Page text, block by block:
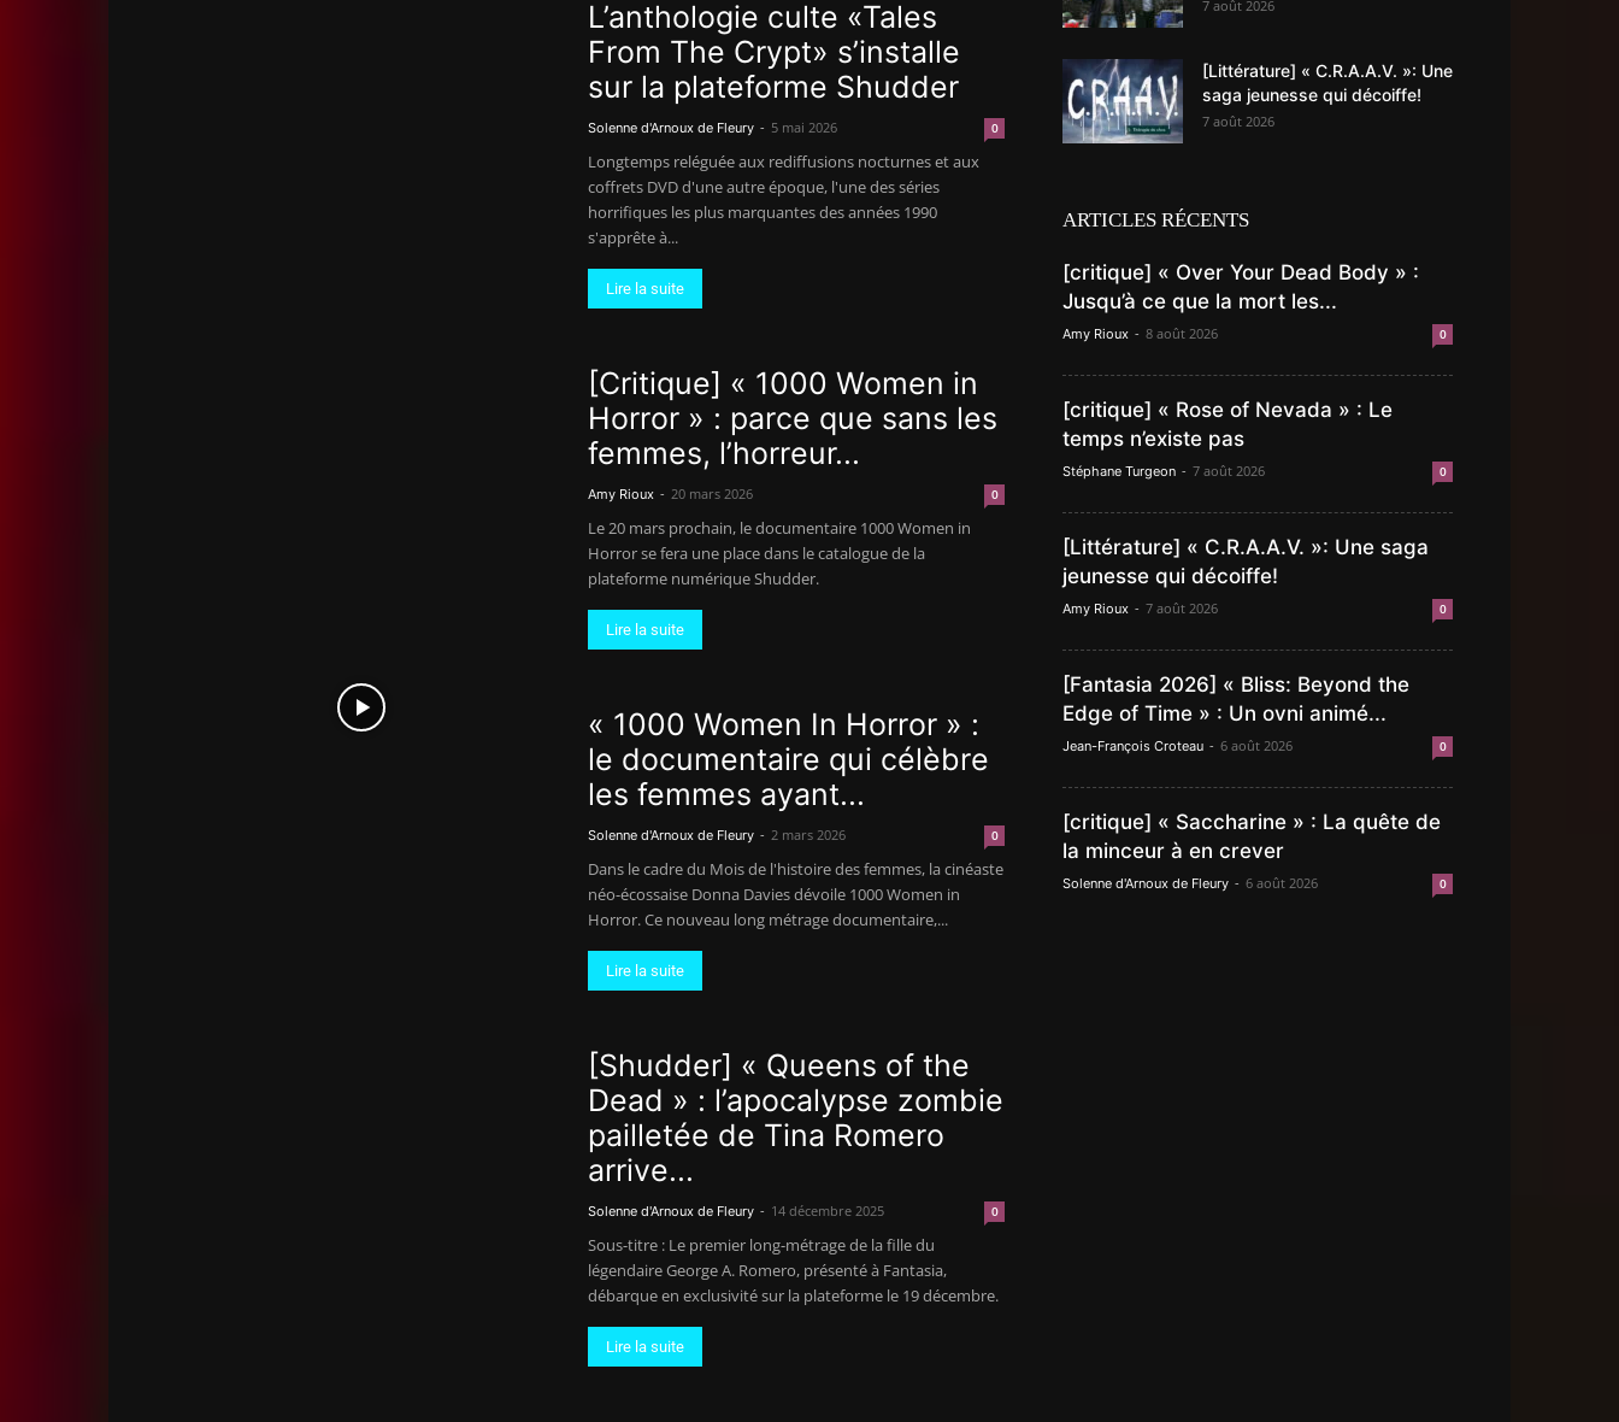
L’anthologie culte «Tales
From The Crypt» s’installe
sur la plateforme Shudder
Solenne d'Arnoux de Fleury - 5 mai 2026 0
Longtemps reléguée aux rediffusions nocturnes et aux
coffrets DVD d'une autre époque, l'une des séries
horrifiques les plus marquantes des années 1990
s'apprête à...
Lire la suite
[Critique] « 1000 Women in
Horror » : parce que sans les
femmes, l’horreur...
Amy Rioux - 20 mars 2026 0
Le 20 mars prochain, le documentaire 1000 Women in
Horror se fera une place dans le catalogue de la
plateforme numérique Shudder.
Lire la suite
« 1000 Women In Horror » :
le documentaire qui célèbre
les femmes ayant...
Solenne d'Arnoux de Fleury - 2 mars 2026 0
Dans le cadre du Mois de l'histoire des femmes, la cinéaste
néo-écossaise Donna Davies dévoile 1000 Women in
Horror. Ce nouveau long métrage documentaire,...
Lire la suite
[Shudder] « Queens of the
Dead » : l’apocalypse zombie
pailletée de Tina Romero
arrive...
Solenne d'Arnoux de Fleury - 14 décembre 2025 0
Sous-titre : Le premier long-métrage de la fille du
légendaire George A. Romero, présenté à Fantasia,
débarque en exclusivité sur la plateforme le 19 décembre.
Lire la suite
7 août 2026
[Littérature] « C.R.A.A.V. »: Une
saga jeunesse qui décoiffe!
7 août 2026
ARTICLES RÉCENTS
[critique] « Over Your Dead Body » :
Jusqu’à ce que la mort les...
Amy Rioux - 8 août 2026 0
[critique] « Rose of Nevada » : Le
temps n’existe pas
Stéphane Turgeon - 7 août 2026 0
[Littérature] « C.R.A.A.V. »: Une saga
jeunesse qui décoiffe!
Amy Rioux - 7 août 2026 0
[Fantasia 2026] « Bliss: Beyond the
Edge of Time » : Un ovni animé...
Jean-François Croteau - 6 août 2026 0
[critique] « Saccharine » : La quête de
la minceur à en crever
Solenne d'Arnoux de Fleury - 6 août 2026 0